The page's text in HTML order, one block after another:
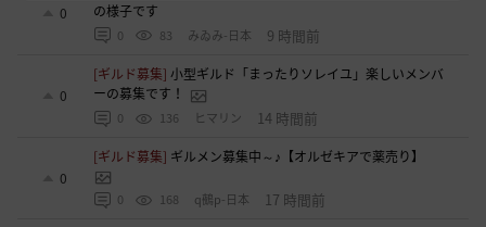
0
の様子です
0 83 みゐみ-日本 9 時間前
0
[ギルド募集]小型ギルド「まったりソレイユ」楽しいメンバ
ーの募集です！
0 136 ヒマリン 14 時間前
0
[ギルド募集] ギルメン募集中～♪【オルゼキアで薬売り】
0 168 q鵺p-日本 17 時間前